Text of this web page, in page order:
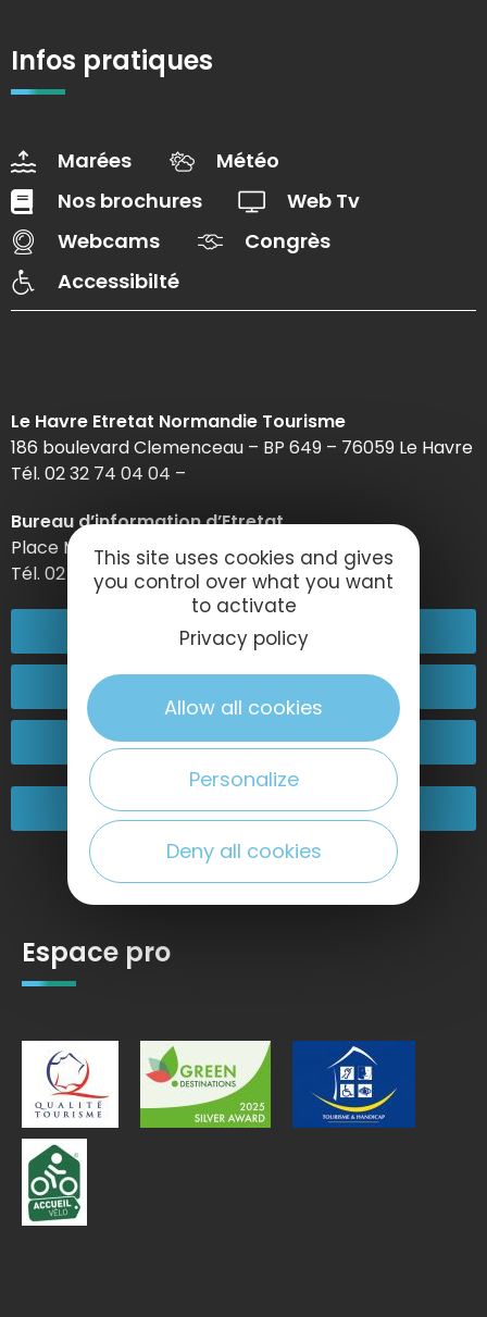
Infos pratiques
Marées
Météo
Nos brochures
Web Tv
Webcams
Congrès
Accessibilté
Le Havre Etretat Normandie Tourisme
186 boulevard Clemenceau – BP 649 – 76059 Le Havre
Tél. 02 32 74 04 04 –
Bureau d’information d’Etretat
Place Maurice Guillard – 76790 Étretat
Tél. 02 35 27 05 21
02 32 74 04 04
Passez nous voir !
Nos engagements
Espace pro
This site uses cookies and gives
you control over what you want
to activate
Privacy policy
Allow all cookies
Personalize
Deny all cookies